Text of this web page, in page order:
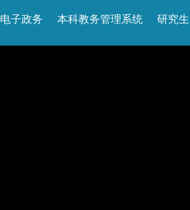
电子政务 本科教务管理系统 研究